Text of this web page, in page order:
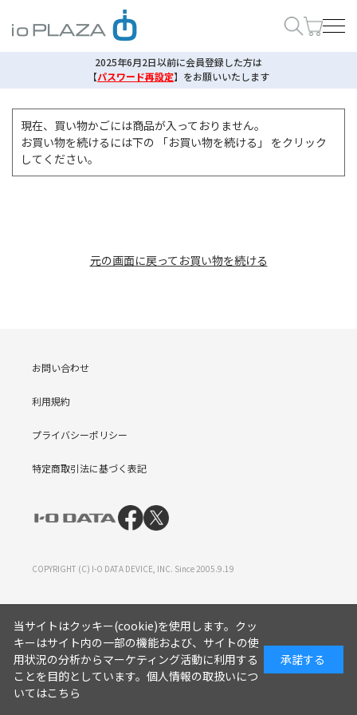
2025年6月2日以前に会員登録した方は
【パスワード再設定】 をお願いいたします
現在、買い物かごには商品が入っておりません。
お買い物を続けるには下の 「お買い物を続ける」 をクリック
してください。
元の画面に戻ってお買い物を続ける
お問い合わせ
利用規約
プライバシーポリシー
特定商取引法に基づく表記
COPYRIGHT (C) I-O DATA DEVICE, INC. Since 2005.9.19
当サイトはクッキー(cookie)を使用します。クッ
キーはサイト内の一部の機能および、サイトの使
用状況の分析からマーケティング活動に利用する
ことを目的としています。 個人情報の取扱いにつ
いてはこちら
承諾する